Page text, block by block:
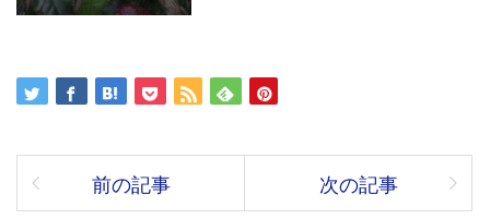
前の記事 次の記事